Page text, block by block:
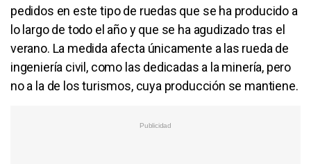
pedidos en este tipo de ruedas que se ha producido a
lo largo de todo el año y que se ha agudizado tras el
verano. La medida afecta únicamente a las rueda de
ingeniería civil, como las dedicadas a la minería, pero
no a la de los turismos, cuya producción se mantiene.